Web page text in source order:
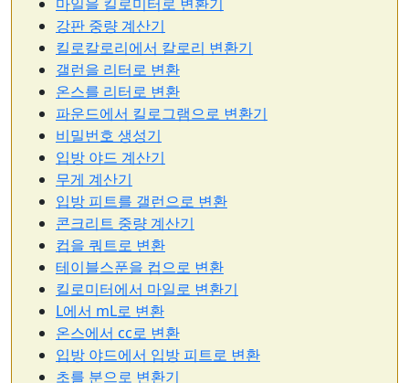
강판 중량 계산기
킬로칼로리에서 칼로리 변환기
갤런을 리터로 변환
온스를 리터로 변환
파운드에서 킬로그램으로 변환기
비밀번호 생성기
입방 야드 계산기
무게 계산기
입방 피트를 갤런으로 변환
콘크리트 중량 계산기
컵을 쿼트로 변환
테이블스푼을 컵으로 변환
킬로미터에서 마일로 변환기
L에서 mL로 변환
온스에서 cc로 변환
입방 야드에서 입방 피트로 변환
초를 분으로 변환기